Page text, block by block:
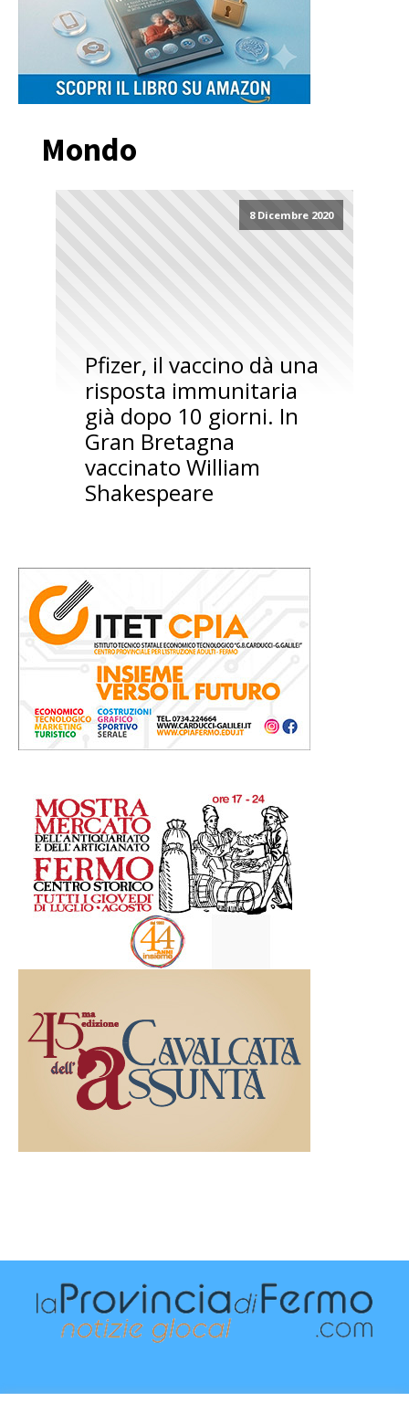
Mondo
8 Dicembre 2020
Pfizer, il vaccino dà una
risposta immunitaria
già dopo 10 giorni. In
Gran Bretagna
vaccinato William
Shakespeare